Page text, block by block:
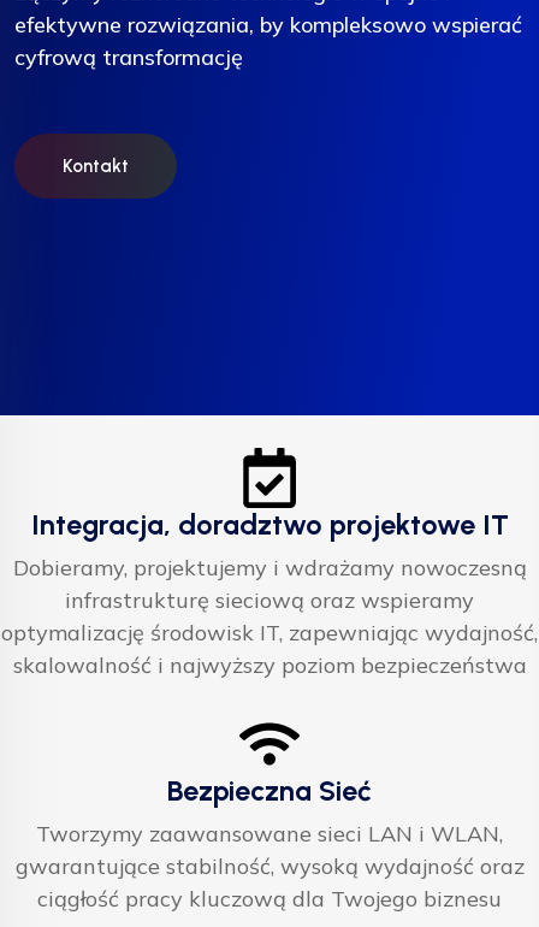
efektywne rozwiązania, by kompleksowo wspierać
cyfrową transformację
Kontakt
efektywne rozwiązania, by kompleksowo wspierać
cyfrową transformację
Kontakt
efektywne rozwiązania, by kompleksowo wspierać
cyfrową transformację
Kontakt
Integracja, doradztwo projektowe IT
Dobieramy, projektujemy i wdrażamy nowoczesną
infrastrukturę sieciową oraz wspieramy
optymalizację środowisk IT, zapewniając wydajność,
skalowalność i najwyższy poziom bezpieczeństwa
Bezpieczna Sieć
Tworzymy zaawansowane sieci LAN i WLAN,
gwarantujące stabilność, wysoką wydajność oraz
ciągłość pracy kluczową dla Twojego biznesu